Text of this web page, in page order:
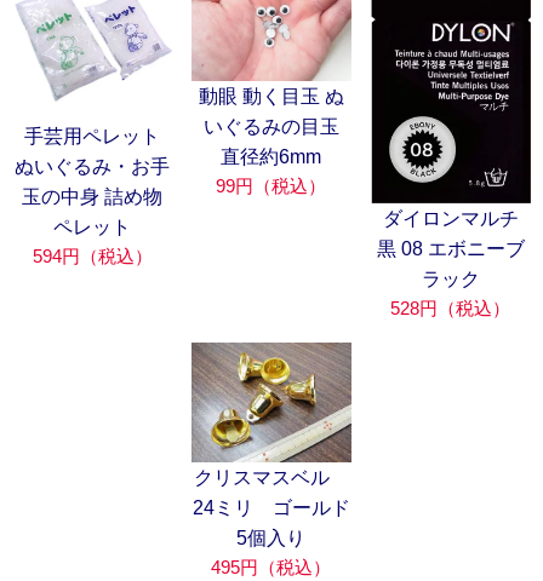
手芸用ペレット
ぬいぐるみ・お手
玉の中身 詰め物
ペレット
594円（税込）
動眼 動く目玉 ぬ
いぐるみの目玉
直径約6mm
99円（税込）
ダイロンマルチ
黒 08 エボニーブ
ラック
528円（税込）
クリスマスベル
24ミリ ゴールド
5個入り
495円（税込）